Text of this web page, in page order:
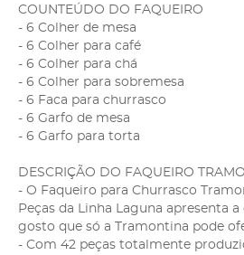
COUNTEÚDO DO FAQUEIRO
- 6 Colher de mesa
- 6 Colher para café
- 6 Colher para chá
- 6 Colher para sobremesa
- 6 Faca para churrasco
- 6 Garfo de mesa
- 6 Garfo para torta
DESCRIÇÃO DO FAQUEIRO
- O Faqueiro para Churrasco
Peças da Linha Laguna apresenta
gosto que só a Tramontina pode
- Com 42 peças totalmente